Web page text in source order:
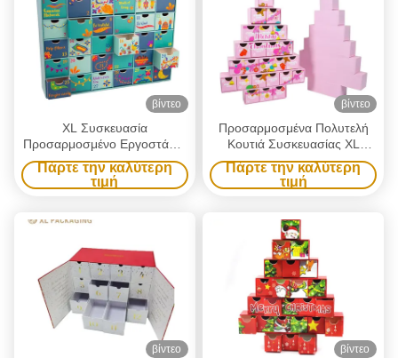
βίντεο
XL Συσκευασία
Προσαρμοσμένο Εργοστάσιο
Κουτιών Συσκευασίας 24τμχ
Συρταρωτά Κουτιά Δώρων
Χάρτινα Καλλυντικά
Ημερολογίου Αντίστροφης
Εξωτερική Θερμοτυπία
Πάρτε την καλύτερη
τιμή
βίντεο
Προσαρμοσμένα Πολυτελή
Κουτιά Συσκευασίας XL
Προσαρμοσμένη Εκτύπωση
Ροζ Πολυτελές
Χριστουγεννιάτικο
Μέτρησης Μπύρας
Συσκευασία από Χαρτόνι
Δώρο Τυφλό Άδειο Κουτί
Πάρτε την καλύτερη
τιμή
βίντεο βίντεο